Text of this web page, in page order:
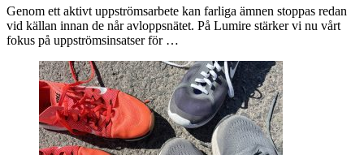
Genom ett aktivt uppströmsarbete kan farliga ämnen stoppas redan
vid källan innan de når avloppsnätet. På Lumire stärker vi nu vårt
fokus på uppströmsinsatser för …